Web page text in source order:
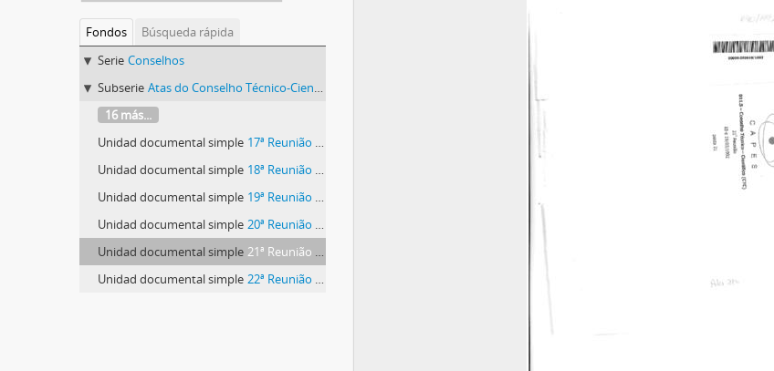
Fondos
Búsqueda rápida
Serie Conselhos
Subserie Atas do Conselho Técnico-Científico (CTC) 1986-1992
16 más...
Unidad documental simple 17ª Reunião do Conselho Técnico-Científico
Unidad documental simple 18ª Reunião do Conselho Técnico-Científico
Unidad documental simple 19ª Reunião do Conselho Técnico-Científico
Unidad documental simple 20ª Reunião do Conselho Técnico-Científico
Unidad documental simple 21ª Reunião do Conselho Técnico-Científico
Unidad documental simple 22ª Reunião do Conselho Técnico-Científico